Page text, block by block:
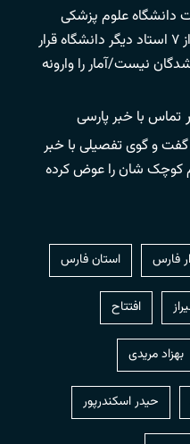
دانشگاه علوم پزشکی
شیراز / لنکرانی با رتبه ۹۴ پس از ۷ استاد دیگر دانشگاه قرار
نیست/آمار را وارونه
تماس با خبر پارسی
و گوی تفصیلی با خبر
کوچک شان را عوض کرده
فارس استان فارس
افتتاح
بهزاد مریدی
حيدر اسكندرپور